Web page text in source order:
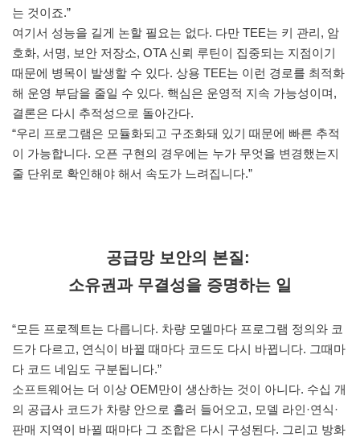
는 것이죠.”
여기서 성능을 길게 논할 필요는 없다. 다만 TEE는 키 관리, 암
호화, 서명, 보안 저장소, OTA 신뢰 루틴이 집중되는 지점이기
때문에 병목이 발생할 수 있다. 상용 TEE는 이런 경로를 최적화
해 운영 부담을 줄일 수 있다. 핵심은 운영적 지속 가능성이며,
결론은 다시 추적성으로 돌아간다.
“우리 프로그램은 모듈화되고 구조화돼 있기 때문에 빠른 추적
이 가능합니다. 오픈 구현의 경우에는 누가 무엇을 변경했는지
줄 단위로 확인해야 해서 속도가 느려집니다.”
공급망 보안의 본질:
소유권과 무결성을 증명하는 일
“모든 프로젝트는 다릅니다. 차량 모델마다 프로그램 정의와 코
드가 다르고, 연식이 바뀔 때마다 코드도 다시 바뀝니다. 그때마
다 코드 네임도 구분됩니다.”
소프트웨어는 더 이상 OEM만이 생산하는 것이 아니다. 수십 개
의 공급사 코드가 차량 안으로 흘러 들어오고, 모델 라인·연식·
판매 지역이 바뀔 때마다 그 조합은 다시 구성된다. 그리고 방화